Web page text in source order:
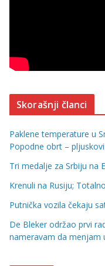
Skorašnji članci
Paklene temperature u
Popodne obrt –
Tri medalje za Srbiju na
Krenuli na Rusiju;
Putnička vozila čekaju
De Bleker održao prvi
nameravam da menjam